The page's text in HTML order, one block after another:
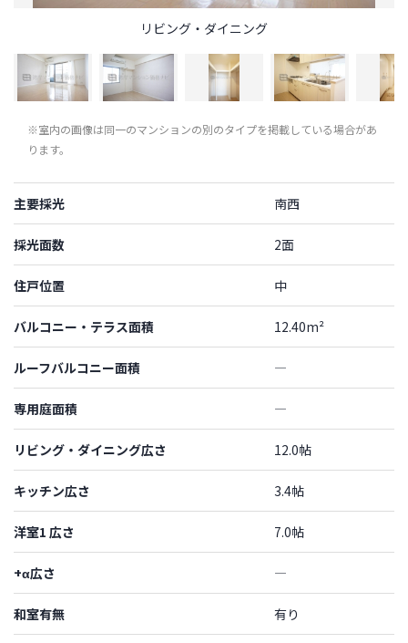
リビング・ダイニング
※室内の画像は同一のマンションの別のタイプを掲載している場合があ
ります。
主要採光 南西
採光面数 2面
住戸位置 中
バルコニー・テラス面積 12.40m²
ルーフバルコニー面積 ―
専用庭面積 ―
リビング・ダイニング広さ 12.0帖
キッチン広さ 3.4帖
洋室1 広さ 7.0帖
+α広さ ―
和室有無 有り